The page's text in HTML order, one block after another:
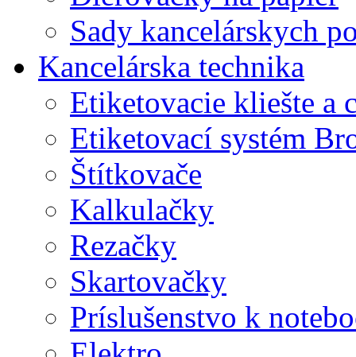
Sady kancelárskych
Kancelárska technika
Etiketovacie kliešte a
Etiketovací systém
Štítkovače
Kalkulačky
Rezačky
Skartovačky
Príslušenstvo k